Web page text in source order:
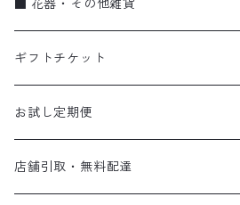
蘭
弔事
ビジネス
ブーケ・花束
アレンジメント
スタンド花
■ 花器・その他雑貨
ギフトチケット
flower vase〈花器〉
gift ticket〈ギフトチケット〉
お試し定期便
お試し便
店舗引取・無料配達